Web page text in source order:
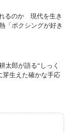
るのか 現代を生き
「ボクシングが好き
太郎が語る“しっく
生えた確かな手応